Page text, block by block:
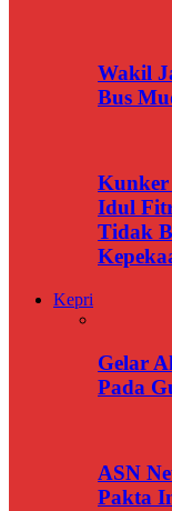
Wakil
Bus
Kunker
Idul
Tidak
Kepri
Gelar
Pada
ASN
Pakta